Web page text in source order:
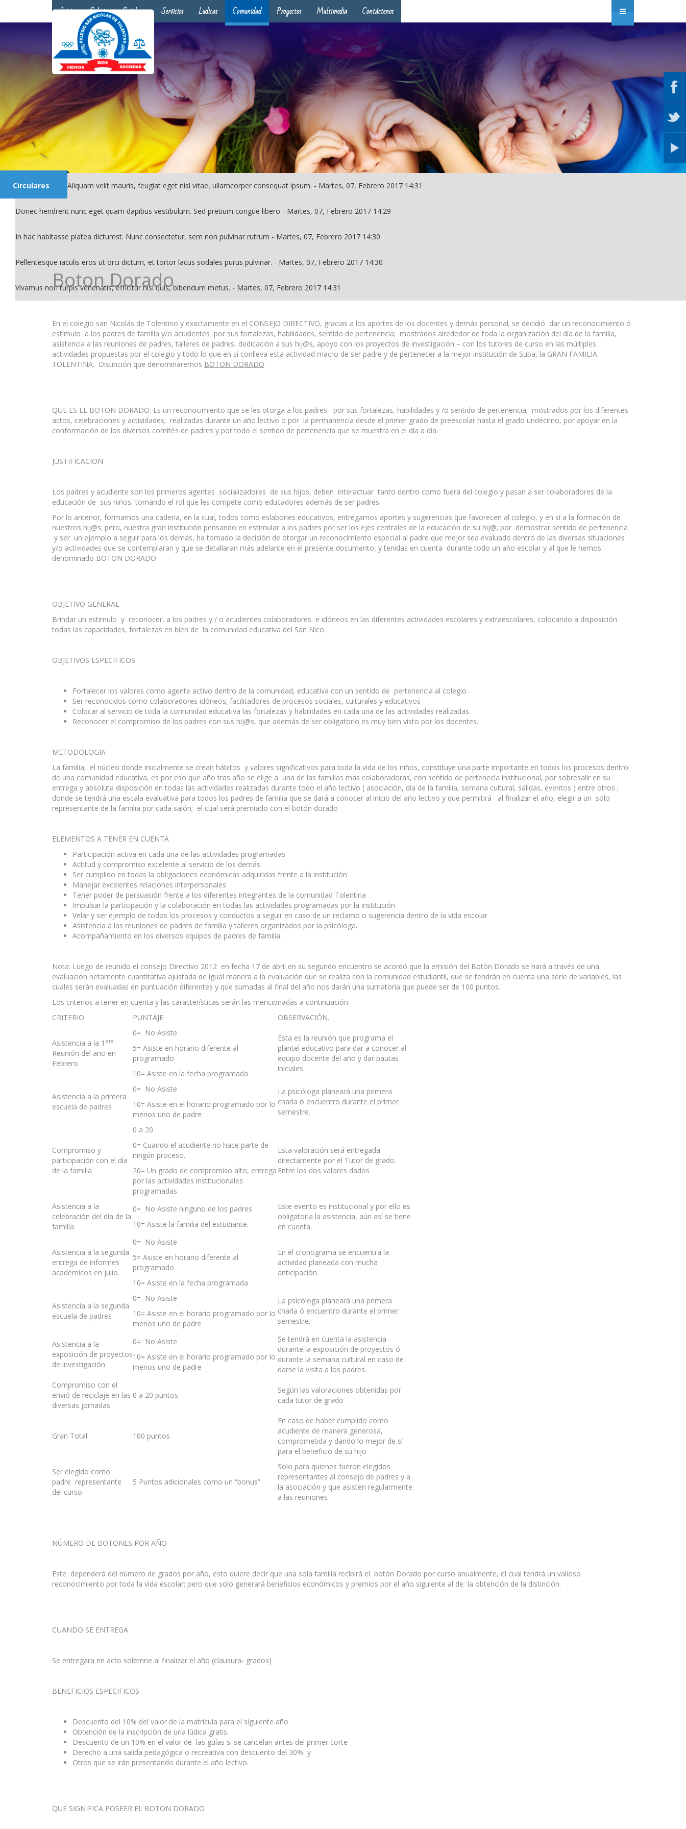
Inicio Colegio Covid-19 Servicios Ludicas Comunidad Proyectos Multimedia Contáctenos
Circulares Aliquam velit mauris, feugiat eget nisl vitae, ullamcorper consequat ipsum. - Martes, 07, Febrero 2017 14:31
Donec hendrerit nunc eget quam dapibus vestibulum. Sed pretium congue libero - Martes, 07, Febrero 2017 14:29
In hac habitasse platea dictumst. Nunc consectetur, sem non pulvinar rutrum - Martes, 07, Febrero 2017 14:30
Pellentesque iaculis eros ut orci dictum, et tortor lacus sodales purus pulvinar. - Martes, 07, Febrero 2017 14:30
Vivamus non turpis venenatis, efficitur nisl quis, bibendum metus. - Martes, 07, Febrero 2017 14:31
Boton Dorado
En el colegio san Nicolás de Tolentino y exactamente en el CONSEJO DIRECTIVO, gracias a los aportes de los docentes y demás personal; se decidió dar un reconocimiento ó
estímulo a los padres de familia y/o acudientes por sus fortalezas, habilidades, sentido de pertenencia; mostrados alrededor de toda la organización del día de la familia,
asistencia a las reuniones de padres, talleres de padres, dedicación a sus hij@s, apoyo con los proyectos de investigación – con los tutores de curso en las múltiples
actividades propuestas por el colegio y todo lo que en sí conlleva esta actividad macro de ser padre y de pertenecer a la mejor institución de Suba, la GRAN FAMILIA
TOLENTINA. Distinción que denominaremos BOTON DORADO
QUE ES EL BOTON DORADO. Es un reconocimiento que se les otorga a los padres por sus fortalezas, habilidades y /o sentido de pertenencia; mostrados por los diferentes
actos, celebraciones y actividades; realizadas durante un año lectivo o por la permanencia desde el primer grado de preescolar hasta el grado undécimo, por apoyar en la
conformación de los diversos comités de padres y por todo el sentido de pertenencia que se muestra en el día a día.
JUSTIFICACION
Los padres y acudiente son los primeros agentes socializadores de sus hijos, deben interactuar tanto dentro como fuera del colegio y pasan a ser colaboradores de la
educación de sus niños, tomando el rol que les compete como educadores además de ser padres.
Por lo anterior, formamos una cadena, en la cual, todos como eslabones educativos, entregamos aportes y sugerencias que favorecen al colegio, y en sí a la formación de
nuestros hij@s; pero, nuestra gran institución pensando en estimular a los padres por ser los ejes centrales de la educación de su hij@; por demostrar sentido de pertenencia
y ser un ejemplo a seguir para los demás, ha tomado la decisión de otorgar un reconocimiento especial al padre que mejor sea evaluado dentro de las diversas situaciones
y/o actividades que se contemplaran y que se detallaran más adelante en el presente documento, y tenidas en cuenta durante todo un año escolar y al que le hemos
denominado BOTON DORADO
OBJETIVO GENERAL
Brindar un estimulo y reconocer, a los padres y / o acudientes colaboradores e idóneos en las diferentes actividades escolares y extraescolares, colocando a disposición
todas las capacidades, fortalezas en bien de la comunidad educativa del San Nico.
OBJETIVOS ESPECIFICOS
Fortalecer los valores como agente activo dentro de la comunidad, educativa con un sentido de pertenencia al colegio
Ser reconocidos como colaboradores idóneos; facilitadores de procesos sociales, culturales y educativos
Colocar al servicio de toda la comunidad educativa las fortalezas y habilidades en cada una de las actividades realizadas.
Reconocer el compromiso de los padres con sus hij@s, que además de ser obligatorio es muy bien visto por los docentes.
METODOLOGIA
La familia; el núcleo donde inicialmente se crean hábitos y valores significativos para toda la vida de los niños, constituye una parte importante en todos los procesos dentro
de una comunidad educativa, es por eso que año tras año se elige a una de las familias mas colaboradoras, con sentido de pertenecía institucional, por sobresalir en su
entrega y absoluta disposición en todas las actividades realizadas durante todo el año lectivo ( asociación, día de la familia, semana cultural, salidas, eventos ) entre otros ;
donde se tendrá una escala evaluativa para todos los padres de familia que se dará a conocer al inicio del año lectivo y que permitirá al finalizar el año, elegir a un solo
representante de la familia por cada salón; el cual será premiado con el botón dorado
ELEMENTOS A TENER EN CUENTA
Participación activa en cada una de las actividades programadas
Actitud y compromiso excelente al servicio de los demás
Ser cumplido en todas la obligaciones económicas adquiridas frente a la institución
Manejar excelentes relaciones interpersonales
Tener poder de persuasión frente a los diferentes integrantes de la comunidad Tolentina
Impulsar la participación y la colaboración en todas las actividades programadas por la institución
Velar y ser ejemplo de todos los procesos y conductos a seguir en caso de un reclamo o sugerencia dentro de la vida escolar
Asistencia a las reuniones de padres de familia y talleres organizados por la psicóloga.
Acompañamiento en los diversos equipos de padres de familia.
Nota: Luego de reunido el consejo Directivo 2012 en fecha 17 de abril en su segundo encuentro se acordó que la emisión del Botón Dorado se hará a través de una
evaluación netamente cuantitativa ajustada de igual manera a la evaluación que se realiza con la comunidad estudiantil, que se tendrán en cuenta una serie de variables, las
cuales serán evaluadas en puntuación diferentes y que sumadas al final del año nos darán una sumatoria que puede ser de 100 puntos.
Los criterios a tener en cuenta y las características serán las mencionadas a continuación.
CRITERIO
PUNTAJE OBSERVACIÓN.
Asistencia a la 1 era
Reunión del año en
Febrero
0= No Asiste
5= Asiste en horario diferente al
programado
10= Asiste en la fecha programada
Esta es la reunión que programa el
plantel educativo para dar a conocer al
equipo docente del año y dar pautas
iniciales
Asistencia a la primera
escuela de padres
0= No Asiste
10= Asiste en el horario programado por lo
menos uno de padre
La psicóloga planeará una primera
charla ó encuentro durante el primer
semestre.
Compromiso y
participación con el día
de la familia
0 a 20
0= Cuando el acudiente no hace parte de
ningún proceso.
20= Un grado de compromiso alto, entrega
por las actividades institucionales
programadas
Esta valoración será entregada
directamente por el Tutor de grado.
Entre los dos valores dados
Asistencia a la
celebración del día de la
familia
0= No Asiste ninguno de los padres
10= Asiste la familia del estudiante.
Este evento es institucional y por ello es
obligatoria la asistencia, aún así se tiene
en cuenta.
Asistencia a la segunda
entrega de informes
académicos en julio.
0= No Asiste
5= Asiste en horario diferente al
programado
10= Asiste en la fecha programada
En el cronograma se encuentra la
actividad planeada con mucha
anticipación.
Asistencia a la segunda
escuela de padres
0= No Asiste
10= Asiste en el horario programado por lo
menos uno de padre
La psicóloga planeará una primera
charla ó encuentro durante el primer
semestre.
Asistencia a la
exposición de proyectos
de investigación
0= No Asiste
10= Asiste en el horario programado por lo
menos uno de padre
Se tendrá en cuenta la asistencia
durante la exposición de proyectos ó
durante la semana cultural en caso de
darse la visita a los padres.
Compromiso con el
envió de reciclaje en las
diversas jornadas
0 a 20 puntos
Según las valoraciones obtenidas por
cada tutor de grado
Gran Total 100 puntos
En caso de haber cumplido como
acudiente de manera generosa,
comprometida y dando lo mejor de sí
para el beneficio de su hijo
Ser elegido como
padre representante
del curso
5 Puntos adicionales como un “bonus”
Solo para quienes fueron elegidos
representantes al consejo de padres y a
la asociación y que asisten regularmente
a las reuniones
NÚMERO DE BOTONES POR AÑO
Este dependerá del número de grados por año, esto quiere decir que una sola familia recibirá el botón Dorado por curso anualmente, el cual tendrá un valioso
reconocimiento por toda la vida escolar; pero que solo generará beneficios económicos y premios por el año siguiente al de la obtención de la distinción.
CUANDO SE ENTREGA
Se entregara en acto solemne al finalizar el año (clausura- grados)
BENEFICIOS ESPECIFICOS
Descuento del 10% del valor de la matricula para el siguiente año
Obtención de la inscripción de una lúdica gratis.
Descuento de un 10% en el valor de las guías si se cancelan antes del primer corte
Derecho a una salida pedagógica o recreativa con descuento del 30% y
Otros que se irán presentando durante el año lectivo.
QUE SIGNIFICA POSEER EL BOTON DORADO